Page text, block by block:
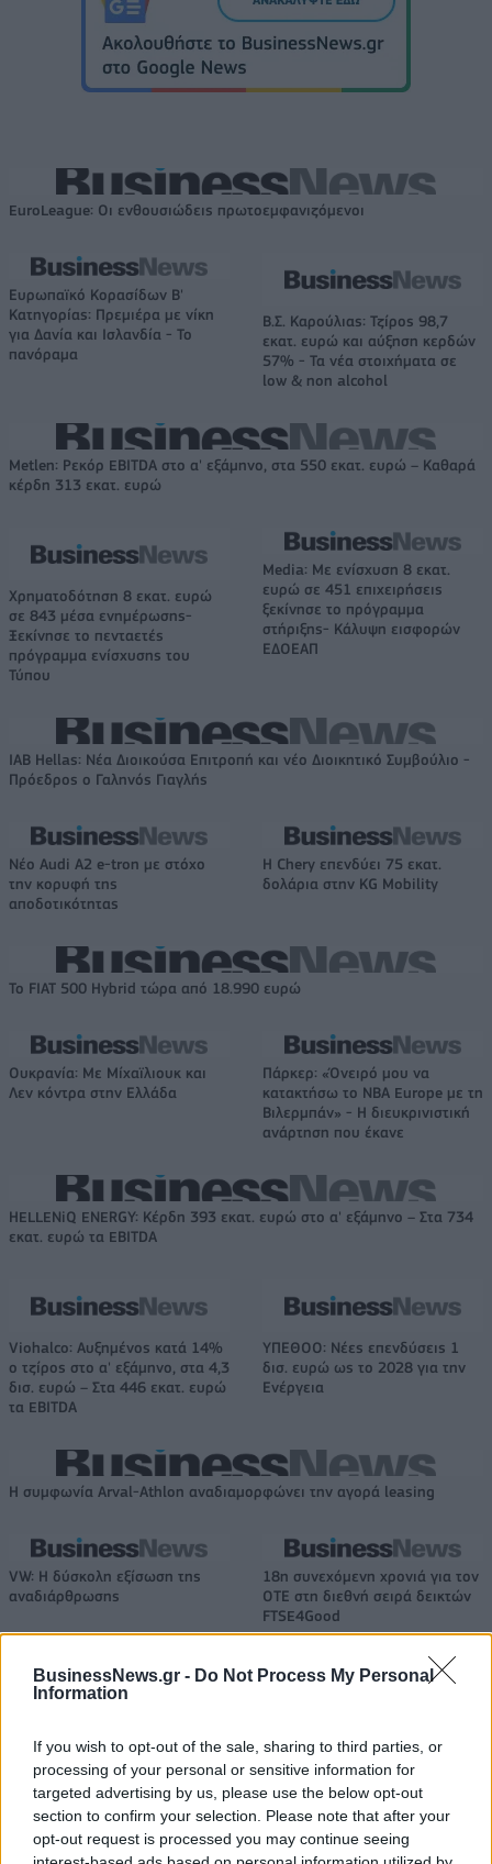
BusinessNews.gr - Do Not Process My Personal
Information
If you wish to opt-out of the sale, sharing to third parties, or
processing of your personal or sensitive information for
targeted advertising by us, please use the below opt-out
section to confirm your selection. Please note that after your
opt-out request is processed you may continue seeing
EuroLeague: Οι ενθουσιώδεις πρωτοεμφανιζόμενοι
Ευρωπαϊκό Κορασίδων Β'
Κατηγορίας: Πρεμιέρα με νίκη
για Δανία και Ισλανδία - Το
πανόραμα
Β.Σ. Καρούλιας: Τζίρος 98,7
εκατ. ευρώ και αύξηση κερδών
57% - Τα νέα στοιχήματα σε
low & non alcohol
Metlen: Ρεκόρ EBITDA στο α' εξάμηνο, στα 550 εκατ. ευρώ – Καθαρά
κέρδη 313 εκατ. ευρώ
Χρηματοδότηση 8 εκατ. ευρώ
σε 843 μέσα ενημέρωσης-
Ξεκίνησε το πενταετές
πρόγραμμα ενίσχυσης του
Τύπου
Media: Με ενίσχυση 8 εκατ.
ευρώ σε 451 επιχειρήσεις
ξεκίνησε το πρόγραμμα
στήριξης- Κάλυψη εισφορών
ΕΔΟΕΑΠ
IAB Hellas: Νέα Διοικούσα Επιτροπή και νέο Διοικητικό Συμβούλιο -
Πρόεδρος ο Γαληνός Γιαγλής
Νέο Audi A2 e-tron με στόχο
την κορυφή της
αποδοτικότητας
Η Chery επενδύει 75 εκατ.
δολάρια στην KG Mobility
Το FIAT 500 Hybrid τώρα από 18.990 ευρώ
Ουκρανία: Με Μίχαϊλιουκ και
Λεν κόντρα στην Ελλάδα
Πάρκερ: «Όνειρό μου να
κατακτήσω το ΝΒΑ Europe με τη
Βιλερμπάν» - Η διευκρινιστική
ανάρτηση που έκανε
HELLENiQ ENERGY: Κέρδη 393 εκατ. ευρώ στο α' εξάμηνο – Στα 734
εκατ. ευρώ τα EBITDA
Viohalco: Αυξημένος κατά 14%
ο τζίρος στο α' εξάμηνο, στα 4,3
δισ. ευρώ – Στα 446 εκατ. ευρώ
τα EBITDA
ΥΠΕΘΟΟ: Νέες επενδύσεις 1
δισ. ευρώ ως το 2028 για την
Ενέργεια
Η συμφωνία Arval-Athlon αναδιαμορφώνει την αγορά leasing
VW: Η δύσκολη εξίσωση της
αναδιάρθρωσης
18η συνεχόμενη χρονιά για τον
ΟΤΕ στη διεθνή σειρά δεικτών
FTSE4Good
Alpha Bank: Για πρώτη φορά το Αρχαίο Θέατρο Επιδαύρου άνοιξε τις
ESG Report 2025: Πώς η ΑΒ Βασιλόπουλος μετατρέπει τη
βιωσιμότητα σε καθημερινή πράξη